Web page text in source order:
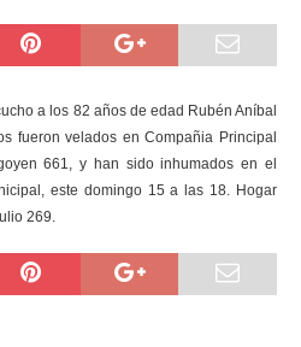
a los 82 años de edad Rubén Aníbal
fueron velados en Compañia Principal
661, y han sido inhumados en el
este domingo 15 a las 18. Hogar
269.